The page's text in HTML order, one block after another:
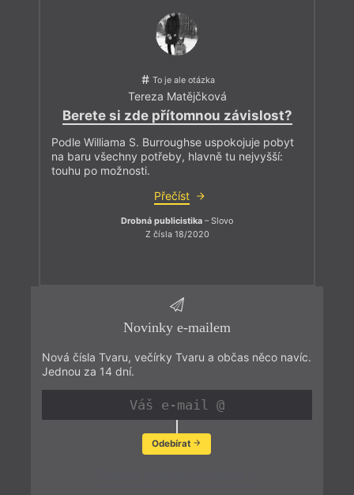
To je ale otázka
Tereza Matějčková
Berete si zde přítomnou závislost?
Podle Williama S. Burroughse uspokojuje pobyt
na baru všechny potřeby, hlavně tu nejvyšší:
touhu po možnosti.
Přečíst
Drobná publicistika – Slovo
Z čísla 18/2020
Novinky e-mailem
Nová čísla Tvaru, večírky Tvaru a občas něco navíc.
Jednou za 14 dní.
Odebírat